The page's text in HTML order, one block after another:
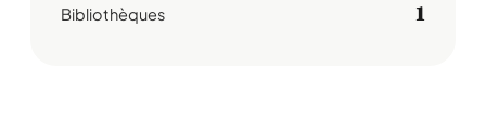
Bibliothèques 1